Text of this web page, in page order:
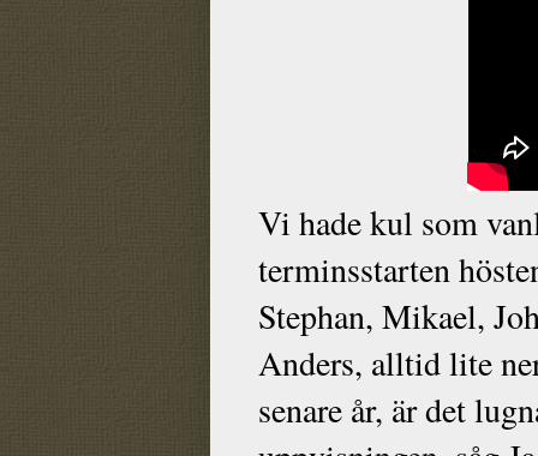
Vi hade kul som
terminsstarten
Stephan, Mikael,
Anders, alltid lite
senare år, är det